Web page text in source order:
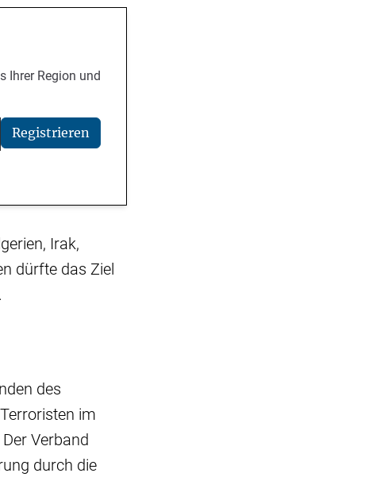
Ihrer Region und
Registrieren
Irak,
dürfte das Ziel
des
im
Verband
durch die